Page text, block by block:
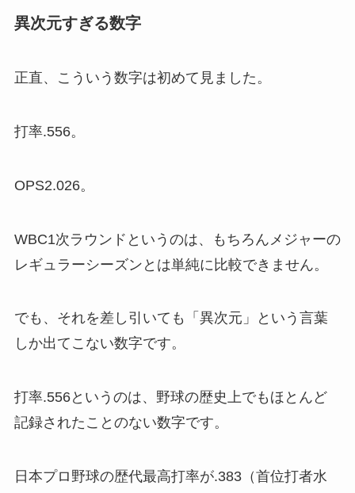
異次元すぎる数字
正直、こういう数字は初めて見ました。
打率.556。
OPS2.026。
WBC1次ラウンドというのは、もちろんメジャーの
レギュラーシーズンとは単純に比較できません。
でも、それを差し引いても「異次元」という言葉
しか出てこない数字です。
打率.556というのは、野球の歴史上でもほとんど
記録されたことのない数字です。
日本プロ野球の歴代最高打率が.383（首位打者水